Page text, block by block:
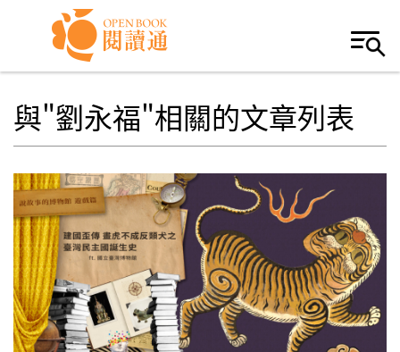
Skip to navigation
移至主內容
與"劉永福"相關的文章列表